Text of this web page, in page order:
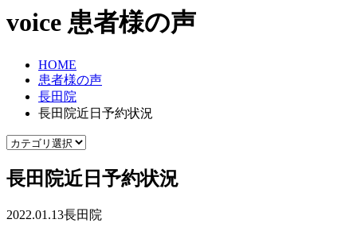
voice 患者様の声
HOME
患者様の声
長田院
長田院近日予約状況
長田院近日予約状況
2022.01.13長田院